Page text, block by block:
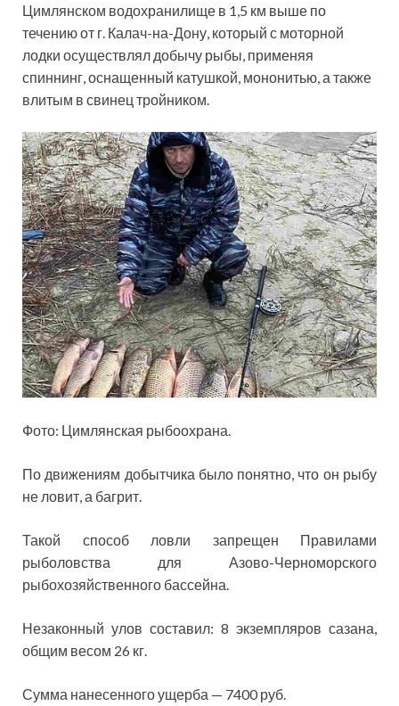
Цимлянском водохранилище в 1,5 км выше по
течению от г. Калач-на-Дону, который с моторной
лодки осуществлял добычу рыбы, применяя
спиннинг,оснащенный катушкой, мононитью, а также
влитым в свинец тройником.
Фото: Цимлянская рыбоохрана.
По движениям добытчика было понятно, что он рыбу
не ловит, а багрит.
Такой способ ловли запрещен Правилами
рыболовства для Азово-Черноморского
рыбохозяйственного бассейна.
Незаконный улов составил: 8 экземпляров сазана,
общим весом 26 кг.
Сумма нанесенного ущерба — 7400 руб.